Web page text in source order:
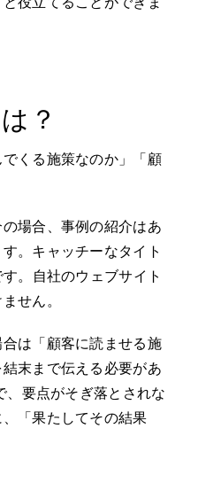
？
くる施策なのか」「顧
場合、事例の紹介はあ
。キャッチーなタイト
。自社のウェブサイト
せん。
は「顧客に読ませる施
末まで伝える必要があ
、要点がそぎ落とされな
「果たしてその結果